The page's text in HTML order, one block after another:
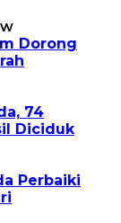
Dorong
74
Diciduk
Perbaiki